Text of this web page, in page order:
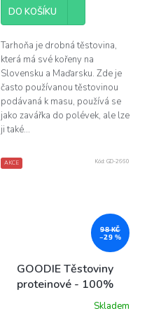
DO KOŠÍKU
Tarhoňa je drobná těstovina,
která má své kořeny na
Slovensku a Maďarsku. Zde je
často používanou těstovinou
podávaná k masu, používá se
jako zavářka do polévek, ale lze
ji také...
AKCE
98 KČ
–29 %
GOODIE Těstoviny
proteinové - 100%
Zelený hrášek - Fusilli
Skladem
Kód: GD-2660